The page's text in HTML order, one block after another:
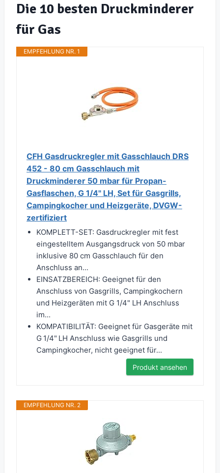
Die 10 besten Druckminderer
für Gas
EMPFEHLUNG NR. 1
CFH Gasdruckregler mit Gasschlauch DRS
452 - 80 cm Gasschlauch mit
Druckminderer 50 mbar für Propan-
Gasflaschen, G 1/4" LH, Set für Gasgrills,
Campingkocher und Heizgeräte, DVGW-
zertifiziert
KOMPLETT-SET: Gasdruckregler mit fest
eingestelltem Ausgangsdruck von 50 mbar
inklusive 80 cm Gasschlauch für den
Anschluss an...
EINSATZBEREICH: Geeignet für den
Anschluss von Gasgrills, Campingkochern
und Heizgeräten mit G 1/4" LH Anschluss
im...
KOMPATIBILITÄT: Geeignet für Gasgeräte mit
G 1/4" LH Anschluss wie Gasgrills und
Campingkocher, nicht geeignet für...
Produkt ansehen
EMPFEHLUNG NR. 2